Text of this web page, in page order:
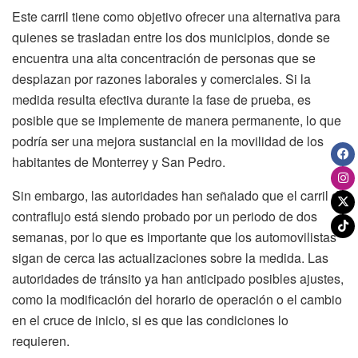
Este carril tiene como objetivo ofrecer una alternativa para
quienes se trasladan entre los dos municipios, donde se
encuentra una alta concentración de personas que se
desplazan por razones laborales y comerciales. Si la
medida resulta efectiva durante la fase de prueba, es
posible que se implemente de manera permanente, lo que
podría ser una mejora sustancial en la movilidad de los
habitantes de Monterrey y San Pedro.
Sin embargo, las autoridades han señalado que el carril de
contraflujo está siendo probado por un periodo de dos
semanas, por lo que es importante que los automovilistas
sigan de cerca las actualizaciones sobre la medida. Las
autoridades de tránsito ya han anticipado posibles ajustes,
como la modificación del horario de operación o el cambio
en el cruce de inicio, si es que las condiciones lo
requieren.